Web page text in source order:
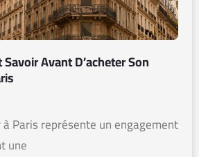
Savoir Avant D’acheter Son
à Paris représente un engagement
une